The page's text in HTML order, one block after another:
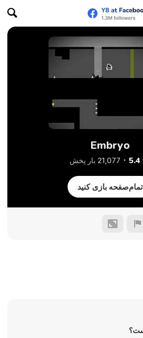
Embryo
5.4 21,077 بار پخش
تمام‌صفحه بازی کنید